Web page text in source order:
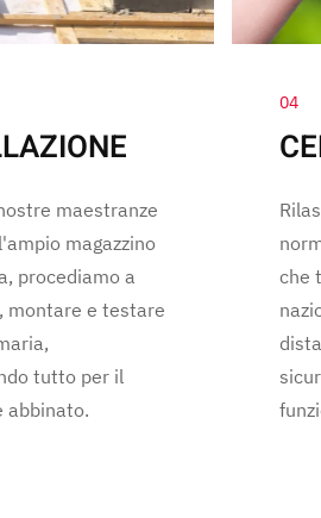
maestranze
magazzino
procediamo a
montare e testare
tutto per il
abbinato.
04
che